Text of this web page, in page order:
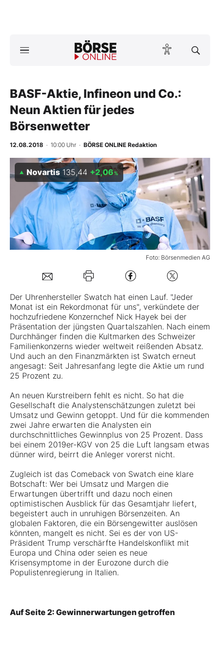
ktuelle Ausgabe BÖRSE ONLINE lesen
News
Anlageprodukte
Finanz-Check
Abo & Shop
BO-Musterdepots
Experten
Mein B:O
Mein Konto
Folgen Sie uns
Kontakt
BASF-Aktie, Infineon und Co.:
Neun Aktien für jedes
Börsenwetter
12.08.2018 · 10:00 Uhr · BÖRSE ONLINE Redaktion
Foto: Börsenmedien AG
Novartis 135,44 +2,06%
Der Uhrenhersteller Swatch hat einen Lauf. "Jeder
Monat ist ein Rekordmonat für uns", verkündete der
hochzufriedene Konzernchef Nick Hayek bei der
Präsentation der jüngsten Quartalszahlen. Nach einem
Durchhänger finden die Kultmarken des Schweizer
Familienkonzerns wieder weltweit reißenden Absatz.
Und auch an den Finanzmärkten ist Swatch erneut
angesagt: Seit Jahresanfang legte die Aktie um rund
25 Prozent zu.
An neuen Kurstreibern fehlt es nicht. So hat die
Gesellschaft die Analystenschätzungen zuletzt bei
Umsatz und Gewinn getoppt. Und für die kommenden
zwei Jahre erwarten die Analysten ein
durchschnittliches Gewinnplus von 25 Prozent. Dass
bei einem 2019er-KGV von 25 die Luft langsam etwas
dünner wird, beirrt die Anleger vorerst nicht.
Zugleich ist das Comeback von Swatch eine klare
Botschaft: Wer bei Umsatz und Margen die
Erwartungen übertrifft und dazu noch einen
optimistischen Ausblick für das Gesamtjahr liefert,
begeistert auch in unruhigen Börsenzeiten. An
globalen Faktoren, die ein Börsengewitter auslösen
könnten, mangelt es nicht. Sei es der von US-
Präsident Trump verschärfte Handelskonflikt mit
Europa und China oder seien es neue
Krisensymptome in der Eurozone durch die
Populistenregierung in Italien.
Auf Seite 2: Gewinnerwartungen getroffen